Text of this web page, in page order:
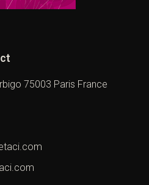
75003 Paris France